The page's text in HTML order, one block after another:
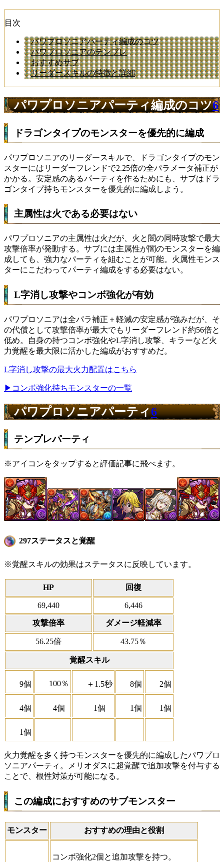
目次
パワプロソニアパーティ編成のコツ
パワプロソニアのテンプレ
おすすめサブ
リーダースキルの特徴と詳細
パワプロソニアパーティ編成のコツ6
ドラゴンタイプのモンスターを優先的に編成
パワプロソニアのリーダースキルで、ドラゴンタイプのモン
スターにはリーダーフレンドで2.25倍の全パラメータ補正が
かかる。安定感のあるパーティを作るためにも、サブはドラ
ゴンタイプ持ちモンスターを優先的に編成しよう。
主属性は火である必要はない
パワプロソニアの主属性は火だが、火と闇の同時攻撃で最大
攻撃倍率が発動する。サブには主属性が闇のモンスターを編
成しても、強力なパーティを組むことが可能。火属性モンス
ターにこだわってパーティ編成をする必要はない。
L字消し攻撃やコンボ強化が有効
パワプロソニアは全パラ補正＋軽減の安定感が強みだが、そ
の代償として攻撃倍率が最大でもリーダーフレンド約56倍と
低め。自身の持つコンボ強化やL字消し攻撃、キラーなど火
力覚醒を最大限に活かした編成がおすすめだ。
L字消し攻撃の最大火力配置はこちら
▶コンボ強化持ちモンスターの一覧
パワプロソニアパーティ6
テンプレパーティ
※アイコンをタップすると評価記事に飛べます。
297ステータスと覚醒
※覚醒スキルの効果はステータスに反映しています。
HP 回復
69,440 6,446
攻撃倍率 ダメージ軽減率
56.25倍 43.75％
覚醒スキル
9個 100％ ＋1.5秒 8個 2個
4個 4個 1個 1個 1個
1個
火力覚醒を多く持つモンスターを優先的に編成したパワプロ
ソニアパーティ。メリオダスに超覚醒で追加攻撃を付与する
ことで、根性対策が可能になる。
この編成におすすめのサブモンスター
モンスター おすすめの理由と役割
コンボ強化2個と追加攻撃を持つ。